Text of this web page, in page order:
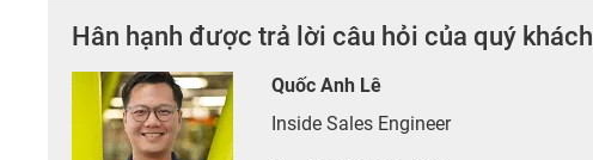
Hân hạnh được trả lời câu hỏi của quý khách
Quốc Anh Lê
Inside Sales Engineer